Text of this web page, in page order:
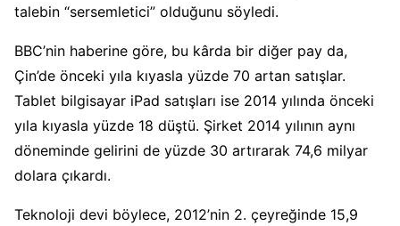
talebin “sersemletici” olduğunu söyledi.
BBC’nin haberine göre, bu kârda bir diğer pay da,
Çin’de önceki yıla kıyasla yüzde 70 artan satışlar.
Tablet bilgisayar iPad satışları ise 2014 yılında önceki
yıla kıyasla yüzde 18 düştü. Şirket 2014 yılının aynı
döneminde gelirini de yüzde 30 artırarak 74,6 milyar
dolara çıkardı.
Teknoloji devi böylece, 2012’nin 2. çeyreğinde 15,9